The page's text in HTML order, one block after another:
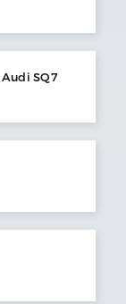
Audi SQ7